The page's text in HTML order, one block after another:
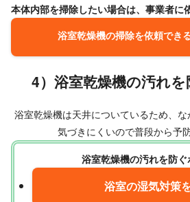
本体内部を掃除したい場合は、事業者に
浴室乾燥機の掃除を依頼でき
4）浴室乾燥機の汚れ
浴室乾燥機は天井についているため、
気づきにくいので普段から予
浴室乾燥機の汚れを防ぐ
浴室の湿気対策